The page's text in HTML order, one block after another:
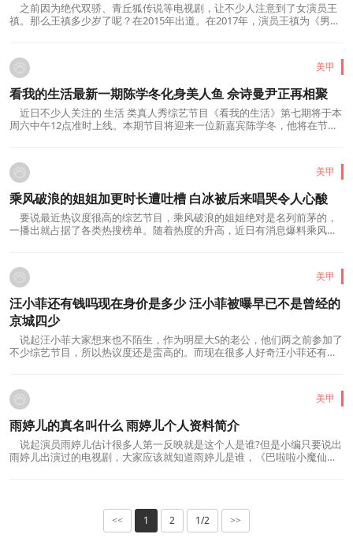
之前因为绝代双骄、青丘狐传说等电视剧，让不少人注意到了女演员王
禛。那么王禛多少岁了呢？在2015年出道。在2017年，演员王禛为《男人
美甲
看我的生活最新一期陈学冬化身美人鱼 佘诗曼尹正再相聚
近日不少人关注的 生活 类真人秀综艺节目《看我的生活》第七期将于本
周六中午12点准时上线。本期节目将迎来一位新嘉宾陈学冬，他将在节目
美甲
乘风破浪的姐姐加更时长遭吐槽 白冰被后来唱哭令人心酸
要说最近热议度很高的综艺节目，乘风破浪的姐姐绝对是名列前茅的，
一播出就占据了各类热搜榜单。随着热度的升高，近日有消息爆料乘风破
美甲
汪小菲还有钱吗现在身价是多少 汪小菲被曝早已不是曾经的
京城四少
说起汪小菲大家想来也不陌生，作为明星大S的老公，他们两之前参加了
不少综艺节目，所以热议度还是蛮高的。而现在很多人好奇汪小菲还有钱
美甲
雨婷儿的真名叫什么 雨婷儿个人资料简介
说起演员雨婷儿估计很多人第一反映就是这个人是谁?但是小编只要说出
雨婷儿出演过的电视剧，大家应该就知道雨婷儿是谁，《巴啦啦小魔仙》
<< 1 2 1/2 >>